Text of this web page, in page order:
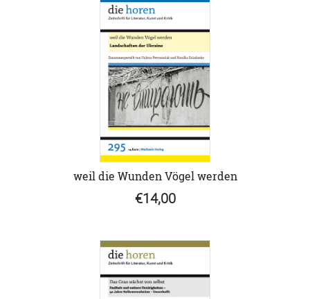
weil die Wunden Vögel werden
€14,00